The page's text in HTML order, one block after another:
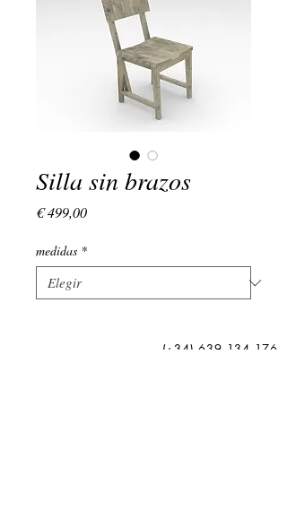
Silla sin brazos
€ 499,00Precio
medidas *
(+34)639 134 176